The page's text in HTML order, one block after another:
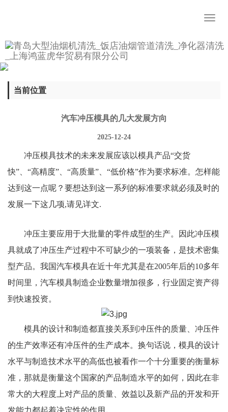
当前位置
汽车冲压模具的几大发展方向
2025-12-24
冲压模具技术的未来发展应该以模具产品“交货
快”、“高精度”、“高质量”、“低价格”作为要求标准。怎样能
达到这一点呢？要想达到这一系列的标准要求就必须及时的
发展一下这几项,请见详文.
冲压主要应用于大批量的零件成型的生产。因此冲压模
具就成了冲压生产过程中不可缺少的一项装备，是技术密集
型产品。我国汽车模具在近十年尤其是在2005年后的10多年
时间里，汽车模具制造企业数量增加很多，行业固定资产得
到快速投资。
模具的设计和制造都直接关系到冲压件的质量、冲压件
的生产效率还有冲压件的生产成本。换句话说，模具的设计
水平与制造技术水平的高低也被看作一个十分重要的衡量标
准，那就是衡量这个国家的产品制造水平的如何，因此在非
常大的大程度上对产品的质量、效益以及新产品的开发和开
发能力都起着决定性的作用。